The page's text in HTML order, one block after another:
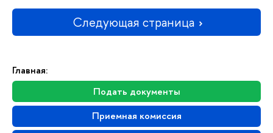
Главная:
Подать документы
Приемная комиссия
Следующая страница